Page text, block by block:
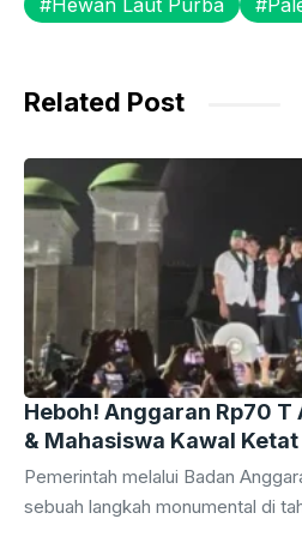
o
k
p n m
Hewan Laut Purba
Related Post
Heboh! Anggaran Rp70 T
& Mahasiswa Kawal Ketat
Pemerintah melalui Badan
sebuah langkah monumental di